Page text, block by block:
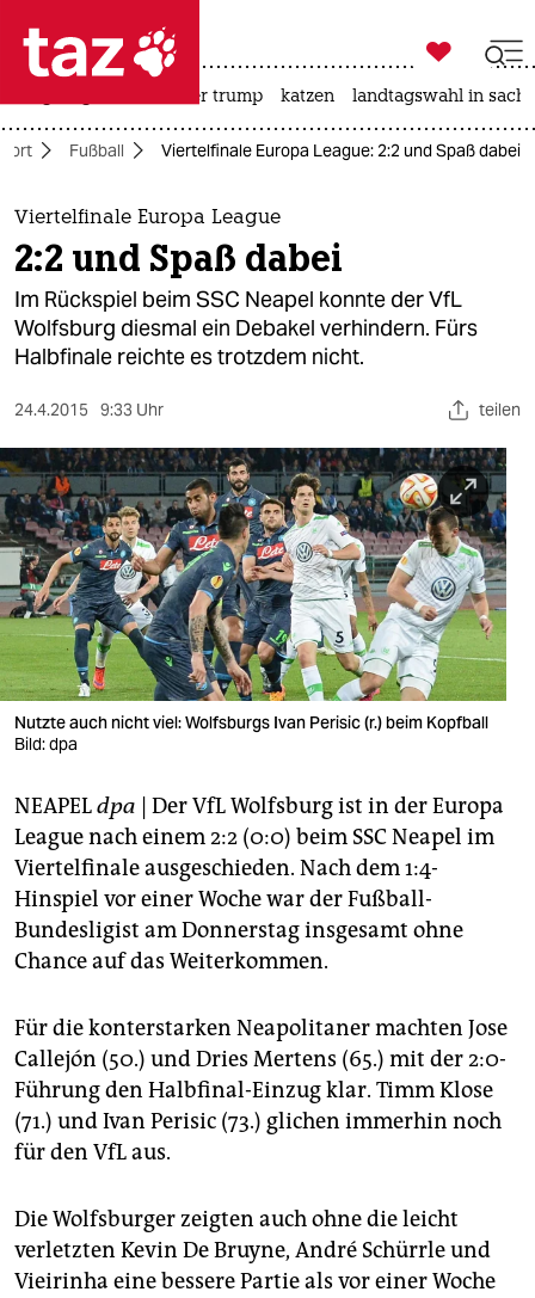
 taz zahl ich
taz zahl ich
themen
politik
öko
sport
berlin
nord
wahrheit
verlag
verlag
veranstaltungen
shop
fragen & hilfe
unterstützen
genossenschaft
epaper login

taz zahl ich
usa unter trump katzen landtagswahl in
Fußball Viertelfinale Europa League: 2:2 und Spaß dabei
Viertelfinale Europa League
2:2 und Spaß dabei
Im Rückspiel beim SSC Neapel konnte der VfL
Wolfsburg diesmal ein Debakel verhindern. Fürs
Halbfinale reichte es trotzdem nicht.
24.4.2015 9:33 Uhr teilen
Nutzte auch nicht viel: Wolfsburgs Ivan Perisic (r.) beim Kopfball
Bild: dpa
NEAPELdpa | Der VfL Wolfsburg ist in der Europa
League nach einem 2:2 (0:0) beim SSC Neapel im
Viertelfinale ausgeschieden. Nach dem 1:4-
Hinspiel vor einer Woche war der Fußball-
Bundesligist am Donnerstag insgesamt ohne
Chance auf das Weiterkommen.
Für die konterstarken Neapolitaner machten Jose
Callejón (50.) und Dries Mertens (65.) mit der 2:0-
Führung den Halbfinal-Einzug klar. Timm Klose
(71.) und Ivan Perisic (73.) glichen immerhin noch
für den VfL aus.
Die Wolfsburger zeigten auch ohne die leicht
verletzten Kevin De Bruyne, André Schürrle und
Vieirinha eine bessere Partie als vor einer Woche